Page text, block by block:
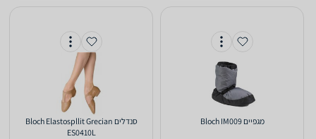
‏מגפיים Bloch IM009
‏סנדלים Bloch Elastospllit Grecian
ES0410L